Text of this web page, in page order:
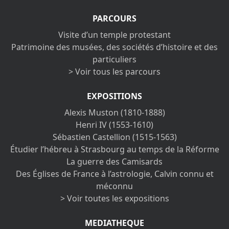
PARCOURS
Visite d’un temple protestant
Patrimoine des musées, des sociétés d’histoire et des
particuliers
> Voir tous les parcours
EXPOSITIONS
Alexis Muston (1810-1888)
Henri IV (1553-1610)
Sébastien Castellion (1515-1563)
Étudier l’hébreu à Strasbourg au temps de la Réforme
La guerre des Camisards
Des Églises de France à l’astrologie, Calvin connu et
méconnu
> Voir toutes les expositions
MEDIATHEQUE